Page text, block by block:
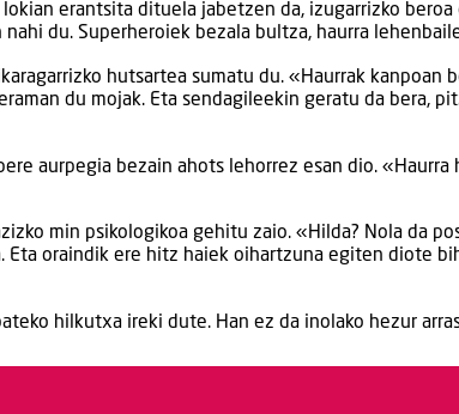
erantsita dituela jabetzen da, izugarrizko
du. Superheroiek bezala bultza, haurra
hutsartea sumatu du. «Haurrak kanpoan
du mojak. Eta sendagileekin geratu da bera,
aurpegia bezain ahots lehorrez esan dio.
min psikologikoa gehitu zaio. «Hilda? Nola da
Eta oraindik ere hitz haiek oihartzuna egiten diote
hilkutxa ireki dute. Han ez da inolako hezur